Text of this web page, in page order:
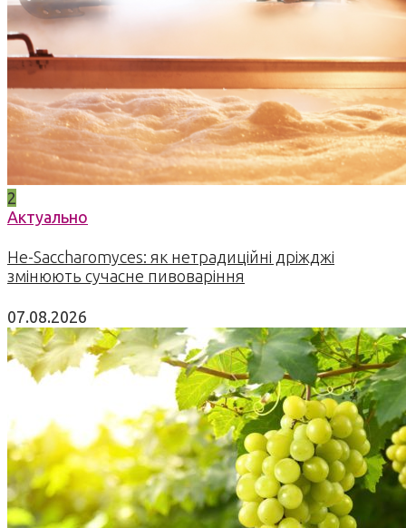
2
Актуально
Не-Saccharomyces: як нетрадиційні дріжджі
змінюють сучасне пивоваріння
07.08.2026